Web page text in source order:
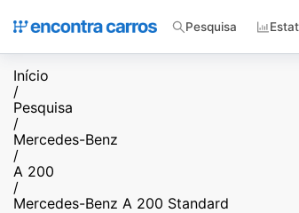
Pesquisa
Início
/
Pesquisa
/
Mercedes-Benz
/
A 200
/
Mercedes-Benz A 200 Standard